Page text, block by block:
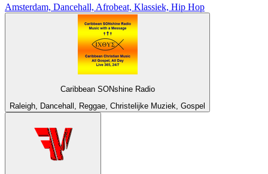
Amsterdam, Dancehall, Afrobeat, Klassiek, Hip Hop
Caribbean SONshine Radio
Raleigh, Dancehall, Reggae, Christelijke Muziek, Gospel